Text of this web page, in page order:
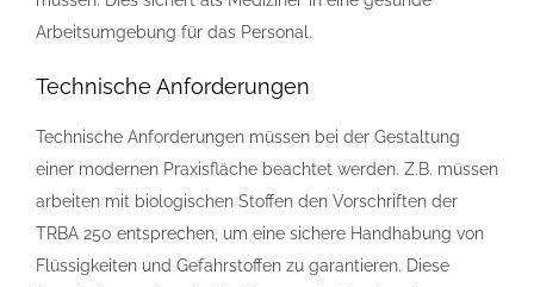
Arbeitsumgebung für das Personal.
Technische Anforderungen
Technische Anforderungen müssen bei der Gestaltung
einer modernen Praxisfläche beachtet werden. Z.B. müssen
arbeiten mit biologischen Stoffen den Vorschriften der
TRBA 250 entsprechen, um eine sichere Handhabung von
Flüssigkeiten und Gefahrstoffen zu garantieren. Diese